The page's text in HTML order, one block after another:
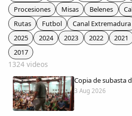
AlkoTV
Biblioteca
Periódico Alconétar
Foros
Procesiones
Misas Belenes
Rutas
Futbol Canal Extremadura
2025
2024 2023 2022 2021
2017
1324 videos
Copia de subasta
3 Aug 2026